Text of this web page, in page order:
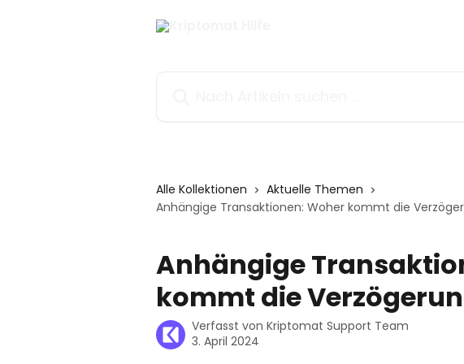
Alle Kollektionen
Aktuelle Themen
Anhängige Transaktionen: Woher kommt die
Anhängige
kommt die
Verfasst von Kriptomat Support Team
3. April 2024